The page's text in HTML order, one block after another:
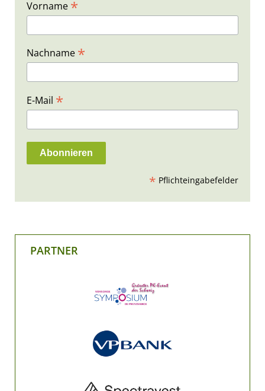
Vorname *
Nachname *
E-Mail *
* Pflichteingabefelder
PARTNER